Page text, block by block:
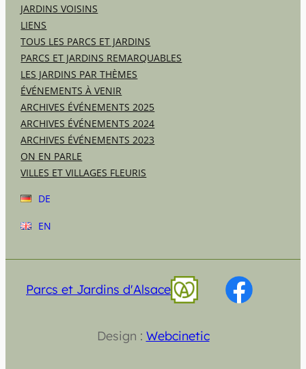
JARDINS VOISINS
LIENS
TOUS LES PARCS ET JARDINS
PARCS ET JARDINS REMARQUABLES
LES JARDINS PAR THÈMES
ÉVÉNEMENTS À VENIR
ARCHIVES ÉVÉNEMENTS 2025
ARCHIVES ÉVÉNEMENTS 2024
ARCHIVES ÉVÉNEMENTS 2023
ON EN PARLE
VILLES ET VILLAGES FLEURIS
DE
EN
Parcs et Jardins d'Alsace
Design : Webcinetic